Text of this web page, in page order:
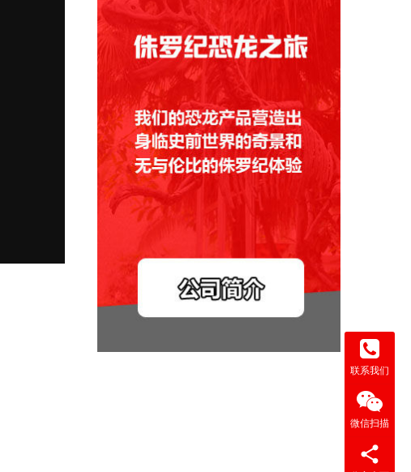
联系我们
微信扫描